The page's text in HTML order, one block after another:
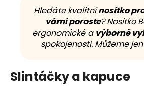
Hledáte kvalitnínosítko
vámi poroste? Nosítko
ergonomické a výborně
spokojenosti. Můžeme
Slintáčky a kapuce